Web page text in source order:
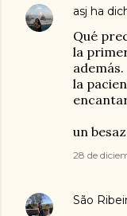
asj ha
Qué
la
la
un
28 de
São